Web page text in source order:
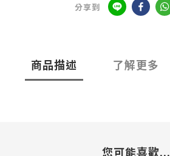
分享到
商品描述 了解更多
您可能喜歡...